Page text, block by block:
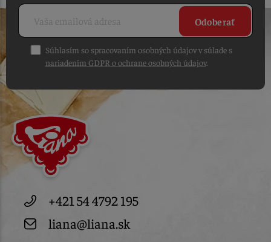
Odoberať
Súhlasím so spracovaním osobných údajov v súlade s
nariadením GDPR o ochrane osobných údajov.
+421 54 4792 195
liana@liana.sk